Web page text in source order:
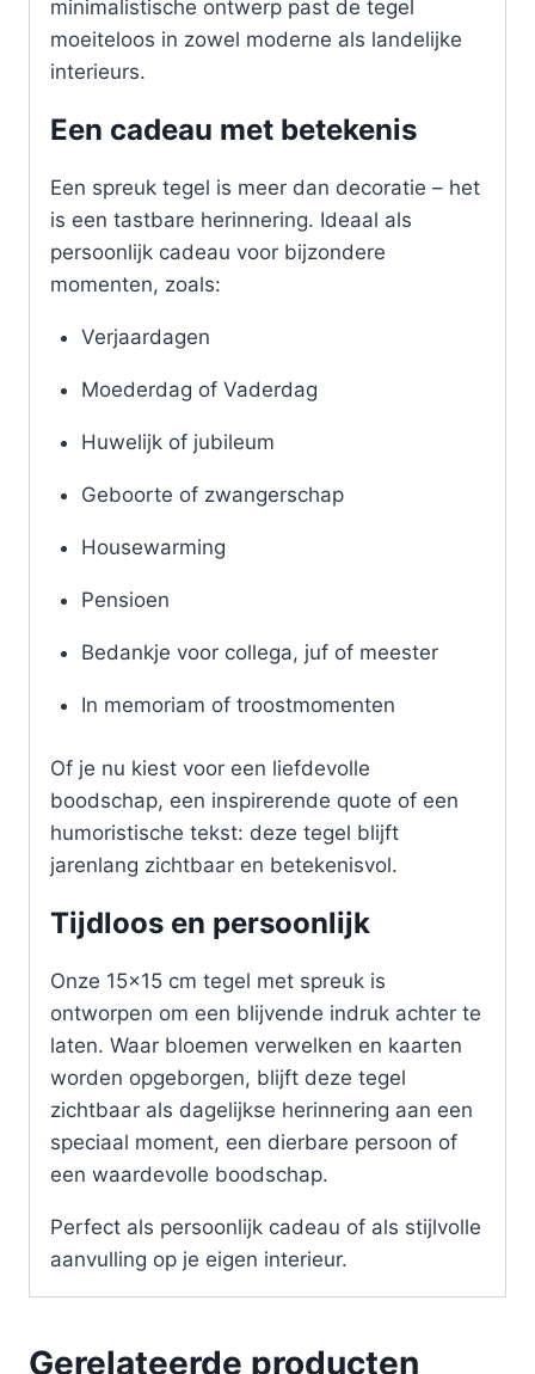
minimalistische ontwerp past de tegel
moeiteloos in zowel moderne als landelijke
interieurs.
Een cadeau met betekenis
Een spreuk tegel is meer dan decoratie – het
is een tastbare herinnering. Ideaal als
persoonlijk cadeau voor bijzondere
momenten, zoals:
Verjaardagen
Moederdag of Vaderdag
Huwelijk of jubileum
Geboorte of zwangerschap
Housewarming
Pensioen
Bedankje voor collega, juf of meester
In memoriam of troostmomenten
Of je nu kiest voor een liefdevolle
boodschap, een inspirerende quote of een
humoristische tekst: deze tegel blijft
jarenlang zichtbaar en betekenisvol.
Tijdloos en persoonlijk
Onze 15×15 cm tegel met spreuk is
ontworpen om een blijvende indruk achter te
laten. Waar bloemen verwelken en kaarten
worden opgeborgen, blijft deze tegel
zichtbaar als dagelijkse herinnering aan een
speciaal moment, een dierbare persoon of
een waardevolle boodschap.
Perfect als persoonlijk cadeau of als stijlvolle
aanvulling op je eigen interieur.
Gerelateerde producten